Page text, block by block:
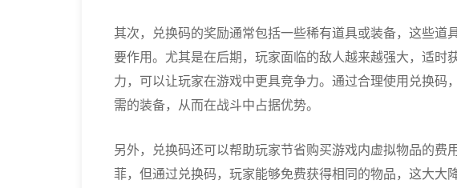
其次，兑换码的奖励通常包括一些稀有道具或装备，这些道
要作用。尤其是在后期，玩家面临的敌人越来越强大，适时
力，可以让玩家在游戏中更具竞争力。通过合理使用兑换码
需的装备，从而在战斗中占据优势。
另外，兑换码还可以帮助玩家节省购买游戏内虚拟物品的费
菲，但通过兑换码，玩家能够免费获得相同的物品，这大大